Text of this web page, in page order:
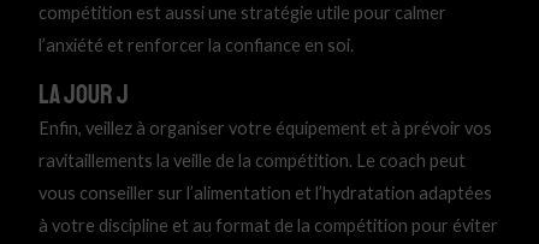
compétition est aussi une stratégie utile pour calmer
l’anxiété et renforcer la confiance en soi.
La jour J
Enfin, veillez à organiser votre équipement et à prévoir vos
ravitaillements la veille de la compétition. Le coach peut
vous conseiller sur l’alimentation et l’hydratation adaptées
à votre discipline et au format de la compétition pour éviter